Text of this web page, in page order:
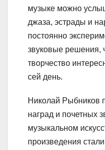
музыке можно
джаза, эстрады и
постоянно
звуковые решения,
творчество
сей день.
Николай Рыбников
наград и почетных
музыкальном
произведения